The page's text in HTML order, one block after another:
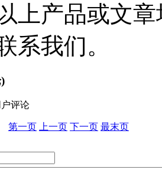
上产品或文
系我们。
评论
第一页 上一页 下一页 最末页